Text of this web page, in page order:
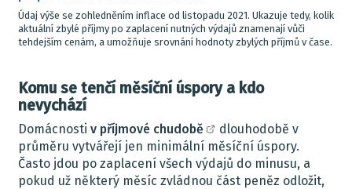
Údaj výše se zohledněním inflace od listopadu 2021. Ukazuje tedy, kolik
aktuální zbylé příjmy po zaplacení nutných výdajů znamenají vůči
tehdejším cenám, a umožňuje srovnání hodnoty zbylých příjmů v čase.
Komu se tenčí měsíční úspory a kdo
nevychází
Domácnosti v příjmové chudobě
dlouhodobě v
průměru vytvářejí jen minimální měsíční úspory.
Často jdou po zaplacení všech výdajů do minusu, a
pokud už některý měsíc zvládnou část peněz odložit,